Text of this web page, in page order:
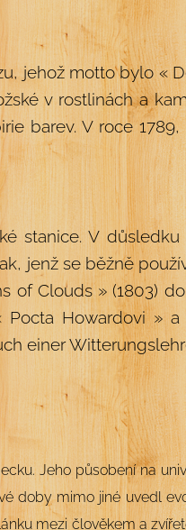
jehož motto bylo «
v rostlinách a
barev. V roce
stanice. V
jenž se běžně
of Clouds » (1803)
Howardovi » a
einer
Jeho působení na
doby mimo jiné uvedl
mezi člověkem a